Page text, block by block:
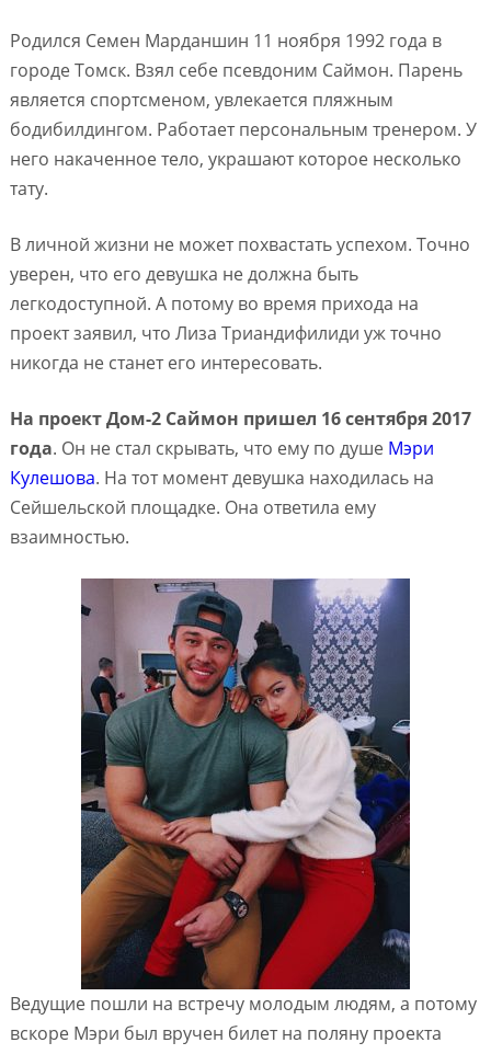
Родился Семен Марданшин 11 ноября 1992 года в
городе Томск. Взял себе псевдоним Саймон. Парень
является спортсменом, увлекается пляжным
бодибилдингом. Работает персональным тренером. У
него накаченное тело, украшают которое несколько
тату.
В личной жизни не может похвастать успехом. Точно
уверен, что его девушка не должна быть
легкодоступной. А потому во время прихода на
проект заявил, что Лиза Триандифилиди уж точно
никогда не станет его интересовать.
На проект Дом-2 Саймон пришел 16 сентября 2017
года. Он не стал скрывать, что ему по душе Мэри
Кулешова. На тот момент девушка находилась на
Сейшельской площадке. Она ответила ему
взаимностью.
Ведущие пошли на встречу молодым людям, а потому
вскоре Мэри был вручен билет на поляну проекта